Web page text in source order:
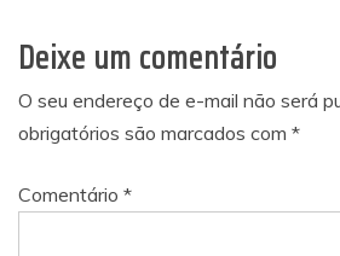
Deixe um comentário
O seu endereço de e-mail não será
obrigatórios são marcados com *
Comentário *